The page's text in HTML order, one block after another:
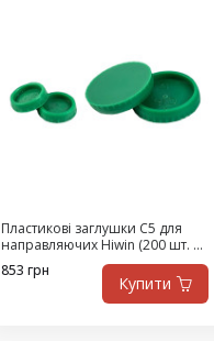
Пластикові заглушки С5 для
направляючих Hiwin (200 шт. в
упаковці)
853 грн
Купити